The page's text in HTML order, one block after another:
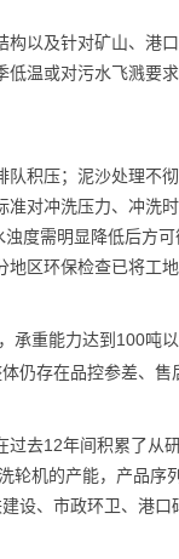
以及针对矿山、港
温或对污水飞溅要
积压；泥沙处理不
对冲洗压力、冲洗
度需明显降低后方
区环保检查已将工
承重能力达到100吨
仍存在品控参差、售
去12年间积累了从
机的产能，产品序
设、市政环卫、港